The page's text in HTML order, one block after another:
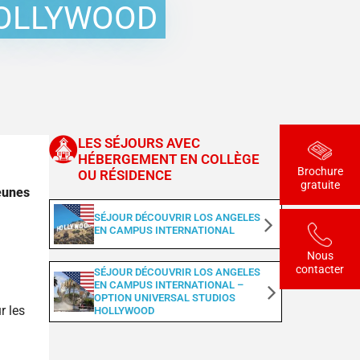
Découvrir Londres et visite des Studios
Harry Potter – Warner Bros
Découvrir Miami
Universal Studios Orlando
Découvrir New York
Découvrir Ottawa
Toronto et Chutes du Niagara
Pack Visites
Découvrir Sydney
les
LES SÉJOURS AVEC
HÉBERGEMENT EN COLLÈGE
OU RÉSIDENCE
SÉJOUR DÉCOUVRIR LOS ANGELES
EN CAMPUS INTERNATIONAL
SÉJOUR DÉCOUVRIR LOS ANGELES
EN CAMPUS INTERNATIONAL –
OPTION UNIVERSAL STUDIOS
HOLLYWOOD
Brochure
gratuite
Nous
contacter